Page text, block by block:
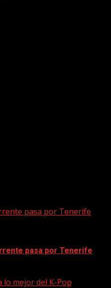
pasa por Tenerife
pasa por Tenerife
lo mejor del K-Pop